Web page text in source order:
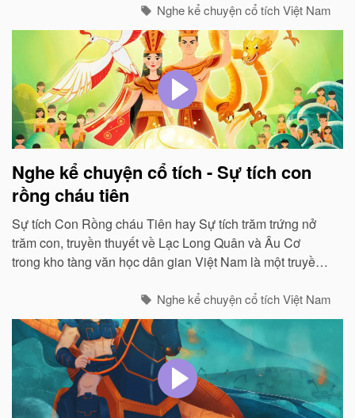
Nghe kể chuyện cổ tích Việt Nam
Nghe kể chuyện cổ tích - Sự tích con
rồng cháu tiên
Sự tích Con Rồng cháu Tiên hay Sự tích trăm trứng nở
trăm con, truyền thuyết về Lạc Long Quân và Âu Cơ
trong kho tàng văn học dân gian Việt Nam là một truyền
Nghe kể chuyện cổ tích Việt Nam